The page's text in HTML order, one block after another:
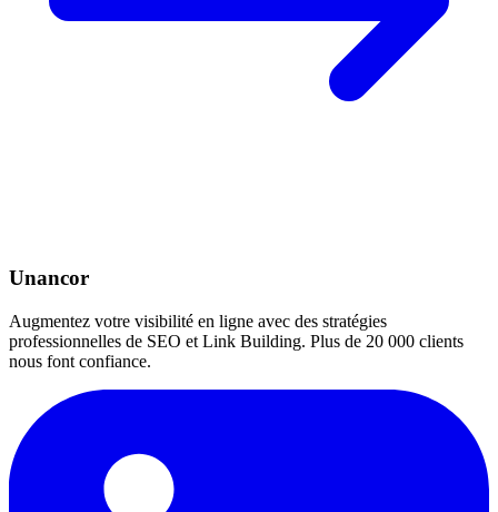
Unancor
Augmentez votre visibilité en ligne avec des stratégies
professionnelles de SEO et Link Building. Plus de 20 000 clients
nous font confiance.